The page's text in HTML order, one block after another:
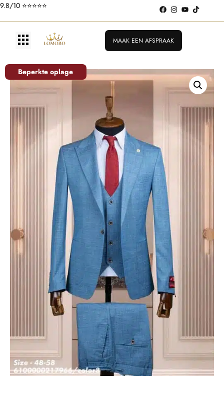
9.8/10 ⭐️⭐️⭐️⭐️⭐️
Pakken vanaf €199
MAAK EEN AFSPRAAK
Beperkte oplage